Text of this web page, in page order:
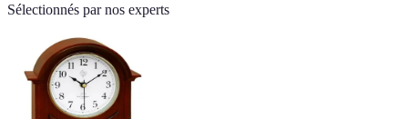
Sélectionnés par nos experts